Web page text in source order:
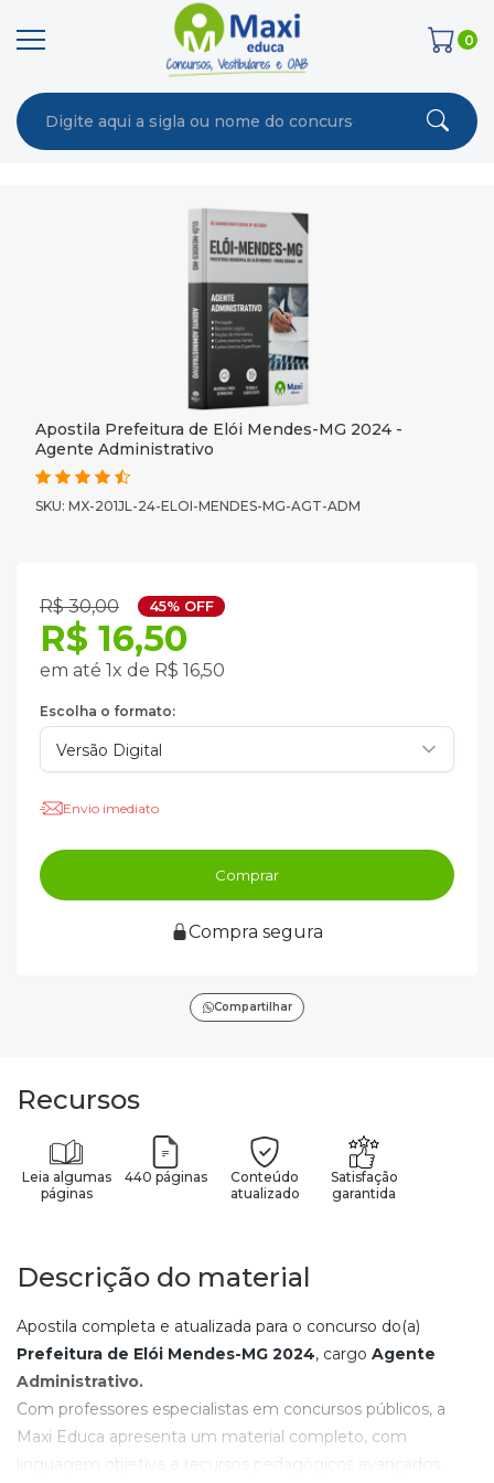
0
Apostila Prefeitura de Elói Mendes-MG 2024 -
Agente Administrativo
SKU: MX-201JL-24-ELOI-MENDES-MG-AGT-ADM
R$ 30,00 45% OFF
R$ 16,50
em até 1x de R$ 16,50
Escolha o formato:
Envio imediato
Comprar
Compra segura
Compartilhar
Recursos
Leia algumas
páginas
440 páginas
Conteúdo
atualizado
Satisfação
garantida
Descrição do material
Apostila completa e atualizada para o concurso do(a)
Prefeitura de Elói Mendes-MG 2024, cargo Agente
Administrativo.
Com professores especialistas em concursos públicos, a
Maxi Educa apresenta um material completo, com
linguagem objetiva e recursos pedagógicos avançados.